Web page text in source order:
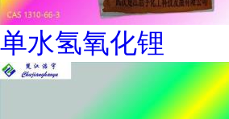
单水氢氧化锂